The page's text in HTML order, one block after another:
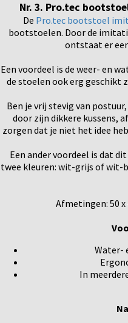
Nr. 3. Pro.tec
De Pro.tec bootstoel
bootstoelen. Door de
ontstaat er
Een voordeel is de weer- en
de stoelen ook erg geschikt
Ben je vrij stevig van
door zijn dikkere kussens,
zorgen dat je niet het idee
Een ander voordeel is dat
twee kleuren: wit-grijs of wit-
Afmetingen: 50 x
Water-
In